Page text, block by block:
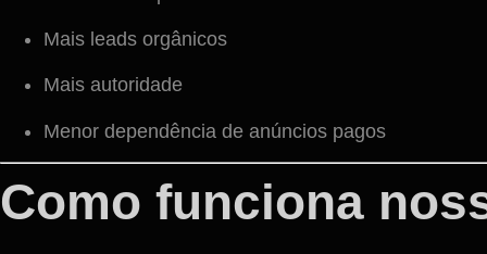
Mais leads orgânicos
Mais autoridade
Menor dependência de anúncios pagos
Como funciona